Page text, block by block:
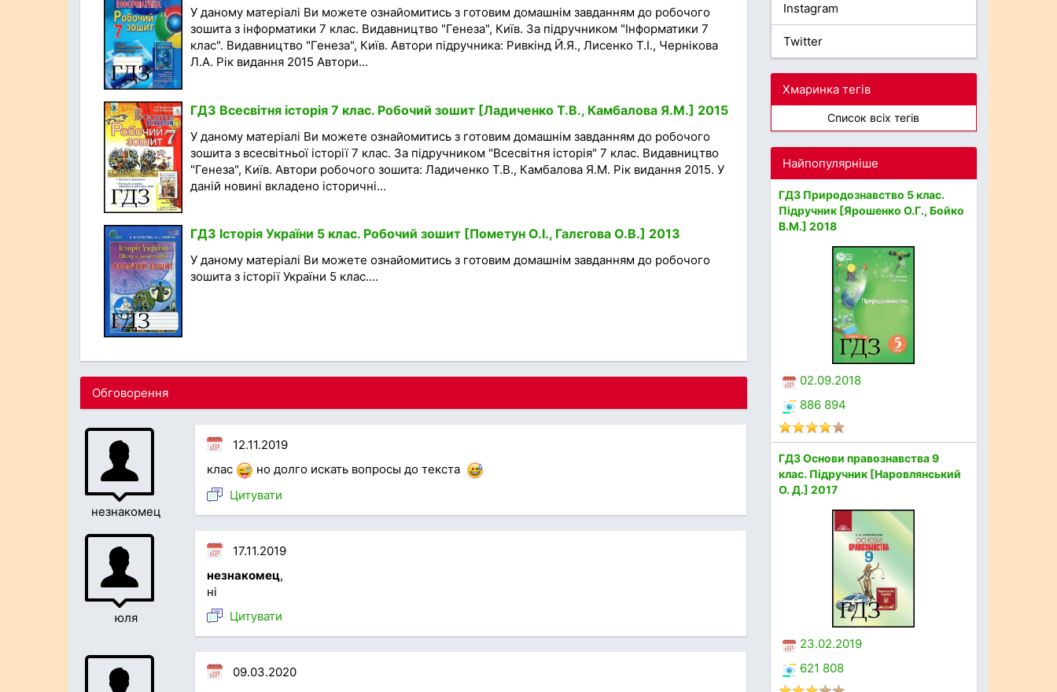
У даному матеріалі Ви можете ознайомитись з готовим домашнім завданням до робочого
зошита з інформатики 7 клас. Видавництво "Генеза", Київ. За підручником "Інформатики 7
клас". Видавництво "Генеза", Київ. Автори підручника: Ривкінд Й.Я., Лисенко Т.І., Чернікова
Л.А. Рік видання 2015 Автори...
ГДЗ Всесвітня історія 7 клас. Робочий зошит [Ладиченко Т.В., Камбалова Я.М.] 2015
У даному матеріалі Ви можете ознайомитись з готовим домашнім завданням до робочого
зошита з всесвітньої історії 7 клас. За підручником "Всесвітня історія" 7 клас. Видавництво
"Генеза", Київ. Автори робочого зошита: Ладиченко Т.В., Камбалова Я.М. Рік видання 2015. У
даній новині вкладено історичні...
ГДЗ Історія України 5 клас. Робочий зошит [Пометун О.І., Галєгова О.В.] 2013
У даному матеріалі Ви можете ознайомитись з готовим домашнім завданням до робочого
зошита з історії України 5 клас....
Обговорення
незнакомец
12.11.2019
клас
но долго искать вопросы до текста
Цитувати
юля
17.11.2019
незнакомец,
ні
Цитувати
09.03.2020
Instagram
Twitter
Хмаринка тегів
Список всіх тегів
Найпопулярніше
ГДЗ Природознавство 5 клас.
Підручник [Ярошенко О.Г., Бойко
В.М.] 2018
02.09.2018
886 894
ГДЗ Основи правознавства 9
клас. Підручник [Наровлянський
О. Д.] 2017
23.02.2019
621 808